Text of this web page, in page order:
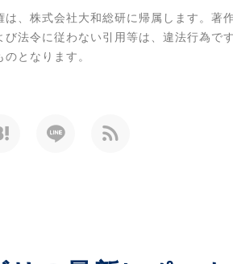
は、株式会社大和総研に帰属します。著
び法令に従わない引用等は、違法行為
となります。